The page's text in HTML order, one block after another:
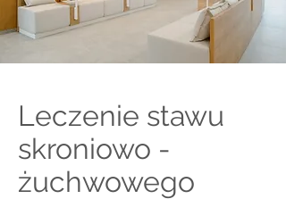
Leczenie stawu
skroniowo -
żuchwowego